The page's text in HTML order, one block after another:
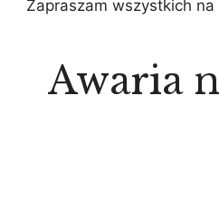
Zapraszam wszystkich
Awaria